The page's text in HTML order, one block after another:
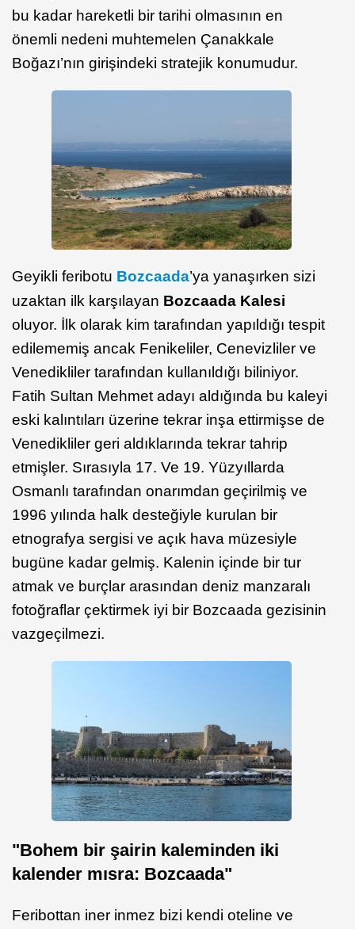
bu kadar hareketli bir tarihi olmasının en
önemli nedeni muhtemelen Çanakkale
Boğazı’nın girişindeki stratejik konumudur.
Geyikli feribotu Bozcaada’ya yanaşırken sizi
uzaktan ilk karşılayan Bozcaada Kalesi
oluyor. İlk olarak kim tarafından yapıldığı tespit
edilememiş ancak Fenikeliler, Cenevizliler ve
Venedikliler tarafından kullanıldığı biliniyor.
Fatih Sultan Mehmet adayı aldığında bu kaleyi
eski kalıntıları üzerine tekrar inşa ettirmişse de
Venedikliler geri aldıklarında tekrar tahrip
etmişler. Sırasıyla 17. Ve 19. Yüzyıllarda
Osmanlı tarafından onarımdan geçirilmiş ve
1996 yılında halk desteğiyle kurulan bir
etnografya sergisi ve açık hava müzesiyle
bugüne kadar gelmiş. Kalenin içinde bir tur
atmak ve burçlar arasından deniz manzaralı
fotoğraflar çektirmek iyi bir Bozcaada gezisinin
vazgeçilmezi.
"Bohem bir şairin kaleminden iki
kalender mısra: Bozcaada"
Feribottan iner inmez bizi kendi oteline ve